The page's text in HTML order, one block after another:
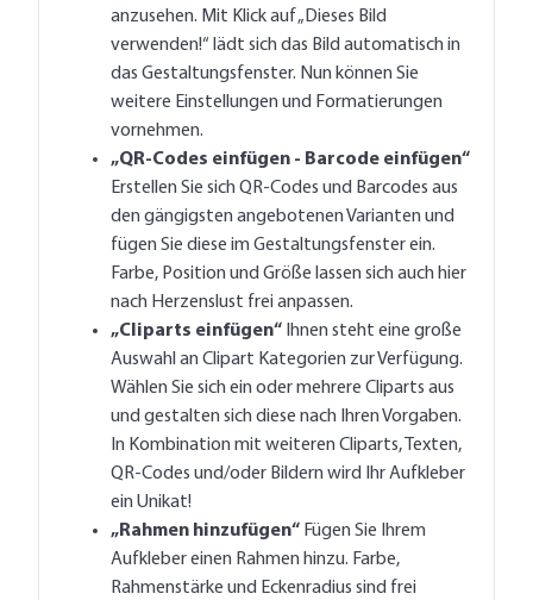
anzusehen. Mit Klick auf „Dieses Bild
verwenden!“ lädt sich das Bild automatisch in
das Gestaltungsfenster. Nun können Sie
weitere Einstellungen und Formatierungen
vornehmen.
„QR-Codes einfügen - Barcode einfügen“
Erstellen Sie sich QR-Codes und Barcodes aus
den gängigsten angebotenen Varianten und
fügen Sie diese im Gestaltungsfenster ein.
Farbe, Position und Größe lassen sich auch hier
nach Herzenslust frei anpassen.
„Cliparts einfügen“ Ihnen steht eine große
Auswahl an Clipart Kategorien zur Verfügung.
Wählen Sie sich ein oder mehrere Cliparts aus
und gestalten sich diese nach Ihren Vorgaben.
In Kombination mit weiteren Cliparts, Texten,
QR-Codes und/oder Bildern wird Ihr Aufkleber
ein Unikat!
„Rahmen hinzufügen“ Fügen Sie Ihrem
Aufkleber einen Rahmen hinzu. Farbe,
Rahmenstärke und Eckenradius sind frei